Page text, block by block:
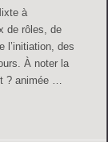
à
de rôles, de
l’initiation, des
À noter la
? animée …